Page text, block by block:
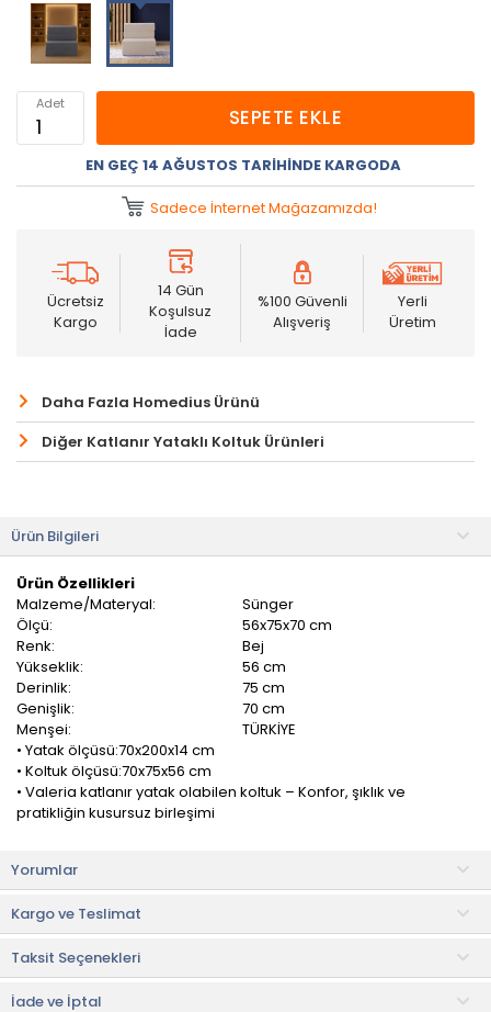
Adet
SEPETE EKLE
EN GEÇ 14 AĞUSTOS TARIHINDE KARGODA
Sadece İnternet Mağazamızda!
Ücretsiz
Kargo
14 Gün
Koşulsuz
İade
%100 Güvenli
Alışveriş
Yerli
Üretim
Daha Fazla Homedius Ürünü
Diğer Katlanır Yataklı Koltuk Ürünleri
Ürün Bilgileri
Ürün Özellikleri
Malzeme/Materyal:
Sünger
Ölçü:
56x75x70 cm
Renk:
Bej
Yükseklik:
56 cm
Derinlik:
75 cm
Genişlik:
70 cm
Menşei:
TÜRKİYE
• Yatak ölçüsü:70x200x14 cm
• Koltuk ölçüsü:70x75x56 cm
• Valeria katlanır yatak olabilen koltuk – Konfor, şıklık ve
pratikliğin kusursuz birleşimi
artık bir lüks değil, bir ihtiyaç. Valeria Katlanır Yatak Olabilen
Koltuk, bu ihtiyaca zarif bir çözüm sunuyor. Gündüzleri geniş ve
rahat oturma alanıyla misafirlerinizi ağırlarken, geceleri sadece
birkaç hamlede konforlu bir yatağa dönüşerek misafirlerinizin
huzurlu bir uyku deneyimi yaşamasını sağlıyor.
Valeria, yumuşacık dokusu ve ergonomik oturum yapısıyla
Yorumlar
Kargo ve Teslimat
Taksit Seçenekleri
İade ve İptal